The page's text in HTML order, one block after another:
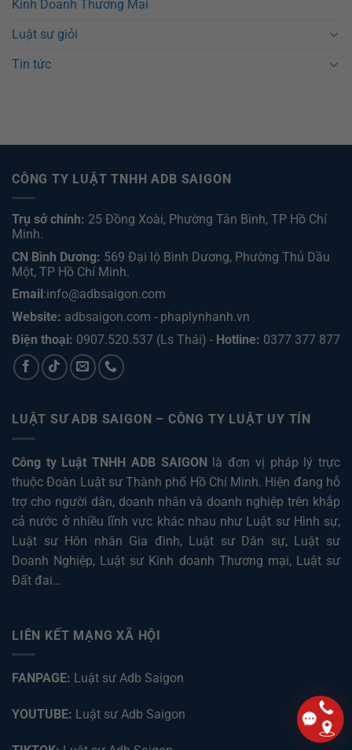
Kinh Doanh Thương Mại
Luật sư giỏi
Tin tức
CÔNG TY LUẬT TNHH ADB SAIGON
Trụ sở chính: 25 Đồng Xoài, Phường Tân Bình, TP Hồ Chí
Minh.
CN Bình Dương: 569 Đại lộ Bình Dương, Phường Thủ Dầu
Một, TP Hồ Chí Minh.
Email :info@adbsaigon.com
Website: adbsaigon.com - phaplynhanh.vn
Điện thoại: 0907.520.537 (Ls Thái) - Hotline: 0377 377 877
LUẬT SƯ ADB SAIGON – CÔNG TY LUẬT UY TÍN
Công ty Luật TNHH ADB SAIGONlà đơn vị pháp lý trực
thuộc Đoàn Luật sư Thành phố Hồ Chí Minh. Hiện đang hỗ
trợ cho người dân, doanh nhân và doanh nghiệp trên khắp
cả nước ở nhiều lĩnh vực khác nhau như Luật sư Hình sự,
Luật sư Hôn nhân Gia đình, Luật sư Dân sự, Luật sư
Doanh Nghiệp, Luật sư Kinh doanh Thương mại, Luật sư
Đất đai…
LIÊN KẾT MẠNG XÃ HỘI
FANPAGE: Luật sư Adb Saigon
YOUTUBE: Luật sư Adb Saigon